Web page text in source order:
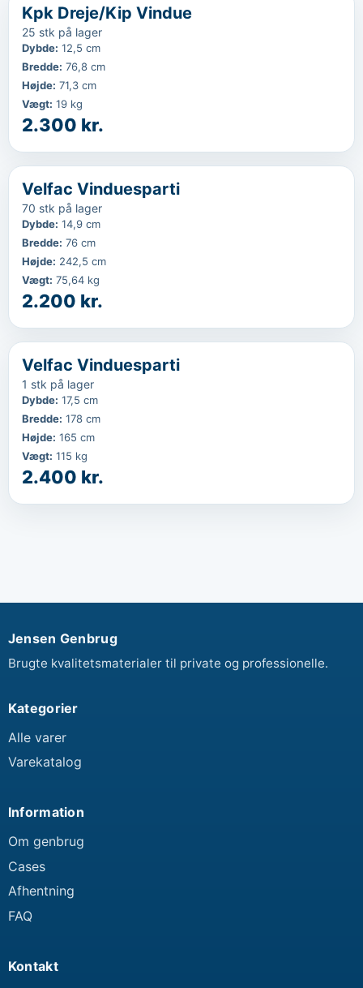
Favorit
Kpk Dreje/Kip Vindue
25 stk på lager
Dybde: 12,5 cm
Bredde: 76,8 cm
Højde: 71,3 cm
Vægt: 19 kg
2.300 kr.
‹
Velfac Vinduesparti
70 stk på lager
Dybde: 14,9 cm
Bredde: 76 cm
Højde: 242,5 cm
Vægt: 75,64 kg
2.200 kr.
‹
Velfac Vinduesparti
1 stk på lager
Dybde: 17,5 cm
Bredde: 178 cm
Højde: 165 cm
Vægt: 115 kg
2.400 kr.
Jensen Genbrug
Brugte kvalitetsmaterialer til private og professionelle.
Kategorier
Alle varer
Varekatalog
Information
Om genbrug
Cases
Afhentning
FAQ
Kontakt